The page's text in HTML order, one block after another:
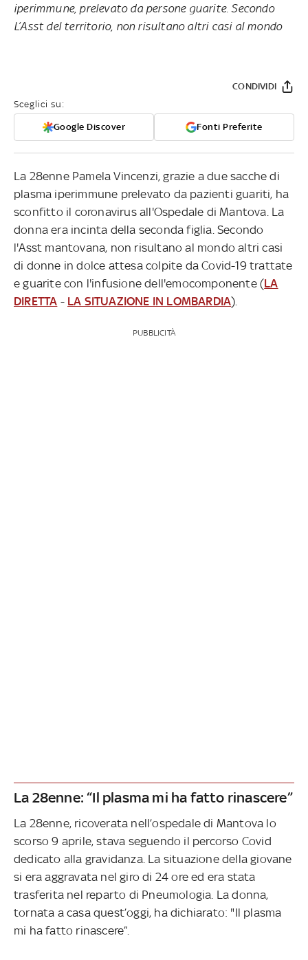
iperimmune, prelevato da persone guarite. Secondo
L’Asst del territorio, non risultano altri casi al mondo
Sceglici su:
Google Discover Fonti Preferite
CONDIVIDI
La 28enne Pamela Vincenzi, grazie a due sacche di
plasma iperimmune prelevato da pazienti guariti, ha
sconfitto il coronavirus all'Ospedale di Mantova. La
donna era incinta della seconda figlia. Secondo
l'Asst mantovana, non risultano al mondo altri casi
di donne in dolce attesa colpite da Covid-19 trattate
e guarite con l'infusione dell'emocomponente (LA
DIRETTA - LA SITUAZIONE IN LOMBARDIA).
PUBBLICITÀ
La 28enne: “Il plasma mi ha fatto rinascere”
La 28enne, ricoverata nell’ospedale di Mantova lo
scorso 9 aprile, stava seguendo il percorso Covid
dedicato alla gravidanza. La situazione della giovane
si era aggravata nel giro di 24 ore ed era stata
trasferita nel reparto di Pneumologia. La donna,
tornata a casa quest’oggi, ha dichiarato: "Il plasma
mi ha fatto rinascere”.